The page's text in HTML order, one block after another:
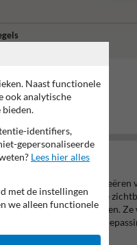
veilige omgeving te
te vergroten door de
magazijnen en scholen.
van de specifieke
Naast functionele
ook analytische
bieden.
identifiers,
gepersonaliseerde
Lees hier alles
met de instellingen
we alleen functionele